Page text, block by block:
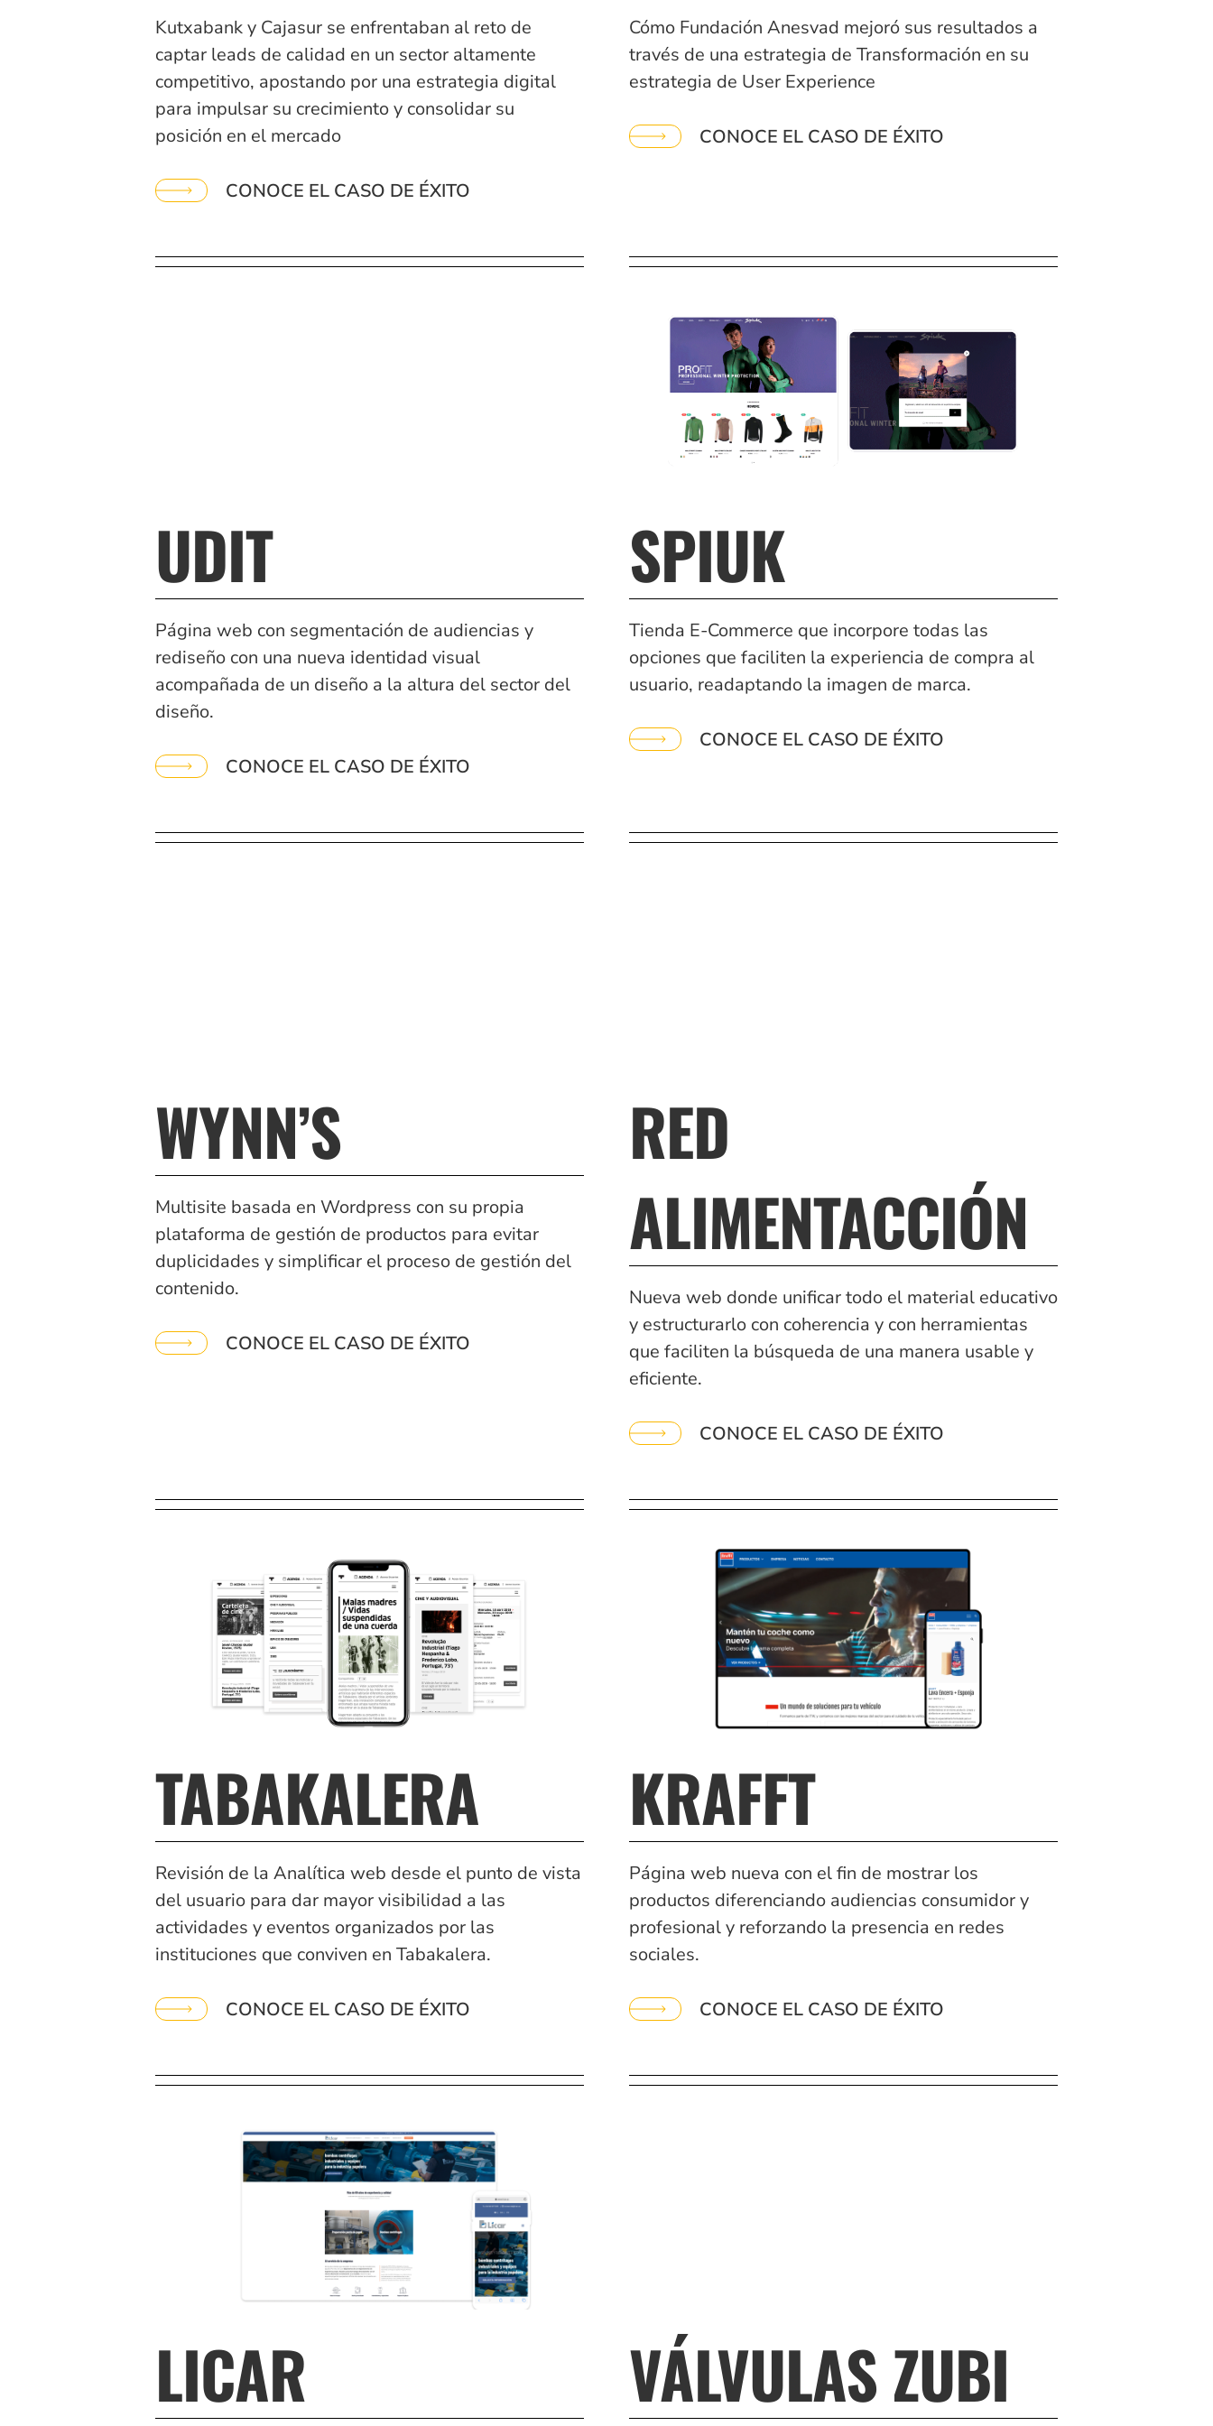
Kutxabank y Cajasur se enfrentaban al reto de
captar leads de calidad en un sector altamente
competitivo, apostando por una estrategia digital
para impulsar su crecimiento y consolidar su
posición en el mercado
CONOCE EL CASO DE ÉXITO
Cómo Fundación Anesvad mejoró sus resultados a
través de una estrategia de Transformación en su
estrategia de User Experience
CONOCE EL CASO DE ÉXITO
UDIT
Página web con segmentación de audiencias y
rediseño con una nueva identidad visual
acompañada de un diseño a la altura del sector del
diseño.
CONOCE EL CASO DE ÉXITO
SPIUK
Tienda E-Commerce que incorpore todas las
opciones que faciliten la experiencia de compra al
usuario, readaptando la imagen de marca.
CONOCE EL CASO DE ÉXITO
WYNN’S
Multisite basada en Wordpress con su propia
plataforma de gestión de productos para evitar
duplicidades y simplificar el proceso de gestión del
contenido.
CONOCE EL CASO DE ÉXITO
RED
ALIMENTACCIÓN
Nueva web donde unificar todo el material educativo
y estructurarlo con coherencia y con herramientas
que faciliten la búsqueda de una manera usable y
eficiente.
CONOCE EL CASO DE ÉXITO
TABAKALERA
Revisión de la Analítica web desde el punto de vista
del usuario para dar mayor visibilidad a las
actividades y eventos organizados por las
instituciones que conviven en Tabakalera.
CONOCE EL CASO DE ÉXITO
KRAFFT
Página web nueva con el fin de mostrar los
productos diferenciando audiencias consumidor y
profesional y reforzando la presencia en redes
sociales.
CONOCE EL CASO DE ÉXITO
LICAR VÁLVULAS ZUBI